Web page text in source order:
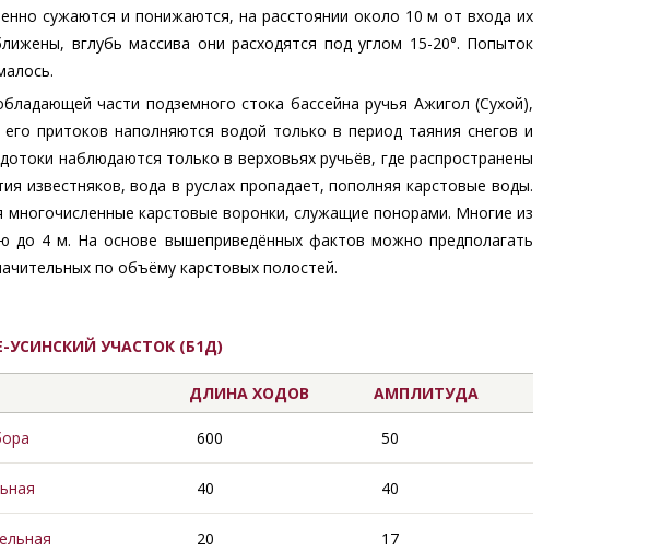
сужаются и понижаются, на расстоянии около 10 м от входа их
вглубь массива они расходятся под углом 15-20°. Попыток
части подземного стока бассейна ручья Ажигол (Сухой),
притоков наполняются водой только в период таяния снегов и
наблюдаются только в верховьях ручьёв, где распространены
известняков, вода в руслах пропадает, пополняя карстовые воды.
многочисленные карстовые воронки, служащие понорами. Многие из
до 4 м. На основе вышеприведённых фактов можно предполагать
по объёму карстовых полостей.
УСИНСКИЙ УЧАСТОК (Б1Д)
ДЛИНА ХОДОВ АМПЛИТУДА
600 50
40 40
20 17